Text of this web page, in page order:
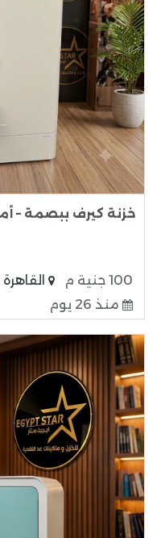
خزنة كيرف ببصمة –
100 جنية م القاهرة
منذ 26 يوم